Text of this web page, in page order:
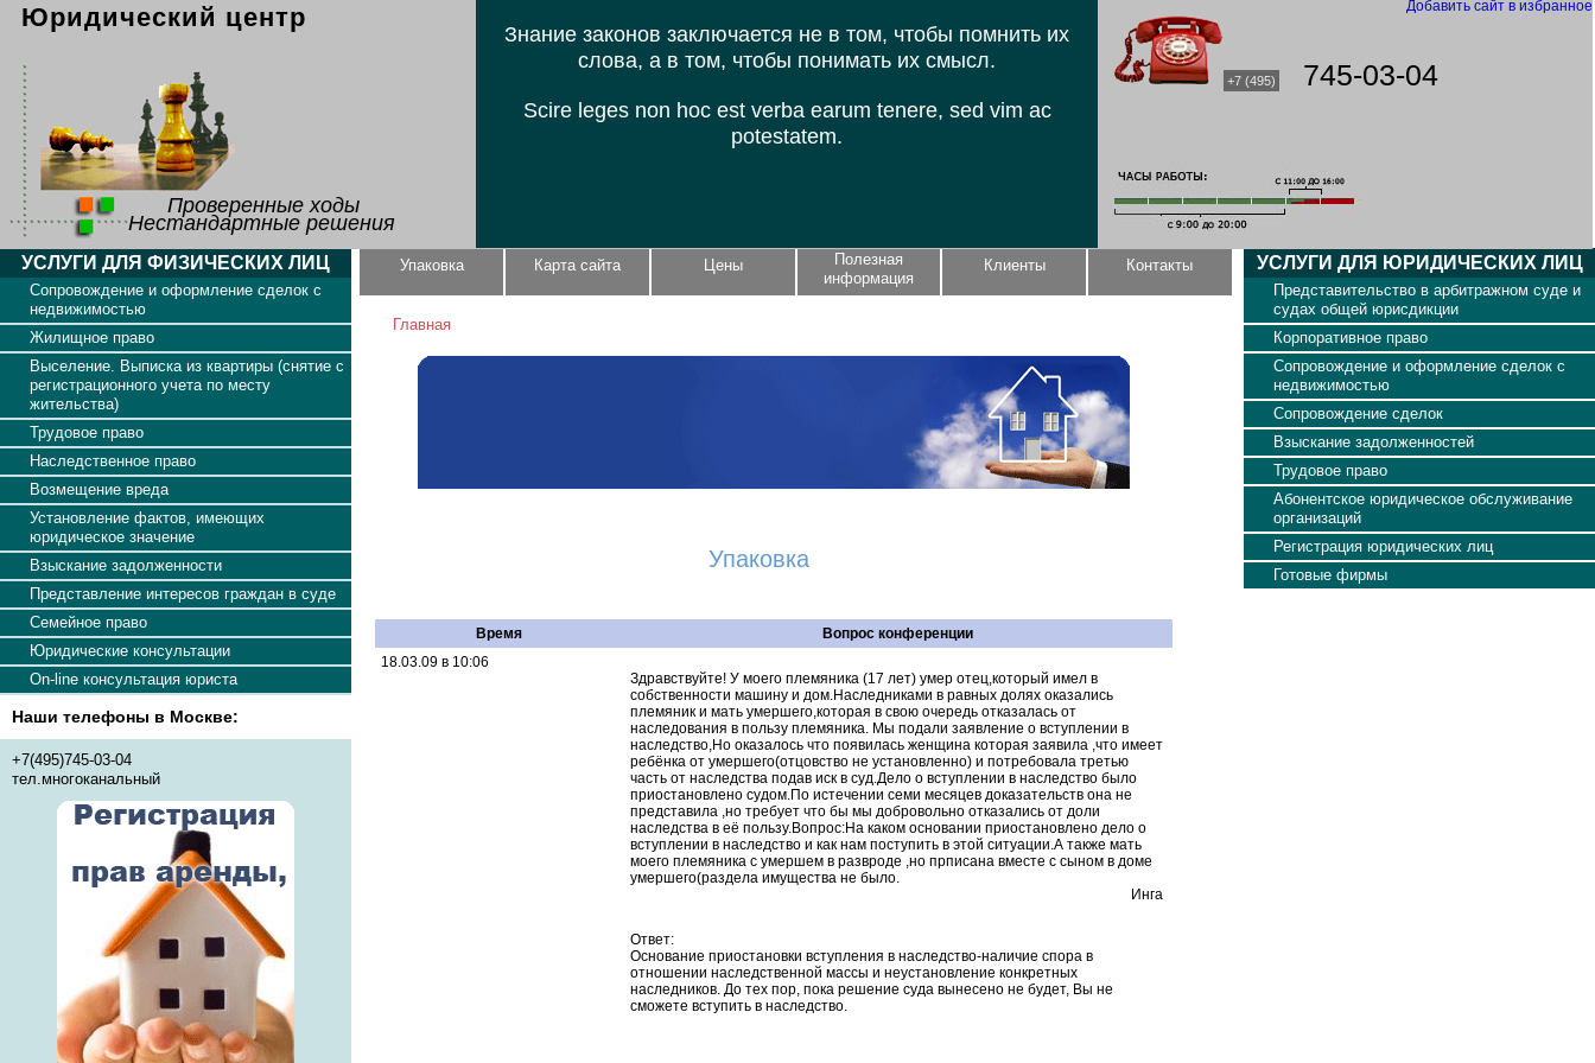
УСЛУГИ ДЛЯ ФИЗИЧЕСКИХ ЛИЦ
Сопровождение и оформление сделок с
недвижимостью
Жилищное право
Выселение. Выписка из квартиры (снятие с
регистрационного учета по месту
жительства)
Трудовое право
Наследственное право
Возмещение вреда
Установление фактов, имеющих
юридическое значение
Взыскание задолженности
Представление интересов граждан в суде
Семейное право
Юридические консультации
On-line консультация юриста
Наши телефоны в Москве:
+7(495)745-03-04
тел.многоканальный
Упаковка Карта сайта Цены
Полезная
информация
Клиенты Контакты
Главная
Упаковка
Время
Вопрос конференции
18.03.09 в 10:06
Здравствуйте! У моего племяника (17 лет) умер отец,который имел в
собственности машину и дом.Наследниками в равных долях оказались
племяник и мать умершего,которая в свою очередь отказалась от
наследования в пользу племяника. Мы подали заявление о вступлении в
наследство,Но оказалось что появилась женщина которая заявила ,что имеет
ребёнка от умершего(отцовство не установленно) и потребовала третью
часть от наследства подав иск в суд.Дело о вступлении в наследство было
приостановлено судом.По истечении семи месяцев доказательств она не
представила ,но требует что бы мы добровольно отказались от доли
наследства в её пользу.Вопрос:На каком основании приостановлено дело о
вступлении в наследство и как нам поступить в этой ситуации.А также мать
моего племяника с умершем в развроде ,но прписана вместе с сыном в доме
умершего(раздела имущества не было.
Инга
Ответ:
Основание приостановки вступления в наследство-наличие спора в
отношении наследственной массы и неустановление конкретных
наследников. До тех пор, пока решение суда вынесено не будет, Вы не
сможете вступить в наследство.
УСЛУГИ ДЛЯ ЮРИДИЧЕСКИХ ЛИЦ
Представительство в арбитражном суде и
судах общей юрисдикции
Корпоративное право
Сопровождение и оформление сделок с
недвижимостью
Сопровождение сделок
Взыскание задолженностей
Трудовое право
Абонентское юридическое обслуживание
организаций
Регистрация юридических лиц
Готовые фирмы
Юридический центр
Проверенные ходы
Нестандартные решения
Знание законов заключается не в том, чтобы помнить их
слова, а в том, чтобы понимать их смысл.
Scire leges non hoc est verba earum tenere, sed vim ac
potestatem.
Добавить сайт в избранное
+7 (495) 745-03-04